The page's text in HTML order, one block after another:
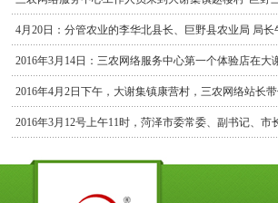
2016年3月14日：三农网络服务中心第一个体验店在大